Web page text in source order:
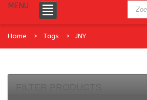
MENU
Home Tags JNY